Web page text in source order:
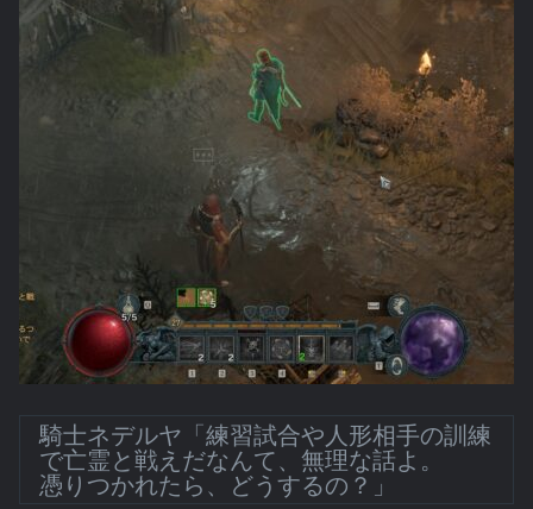
騎士ネデルヤ「練習試合や人形相手の訓練
で亡霊と戦えだなんて、無理な話よ。
憑りつかれたら、どうするの？」